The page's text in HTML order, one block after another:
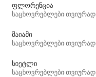
ფლორენცია
საცხოვრებლები თვიურად
მაიამი
საცხოვრებლები თვიურად
სიეტლი
საცხოვრებლები თვიურად